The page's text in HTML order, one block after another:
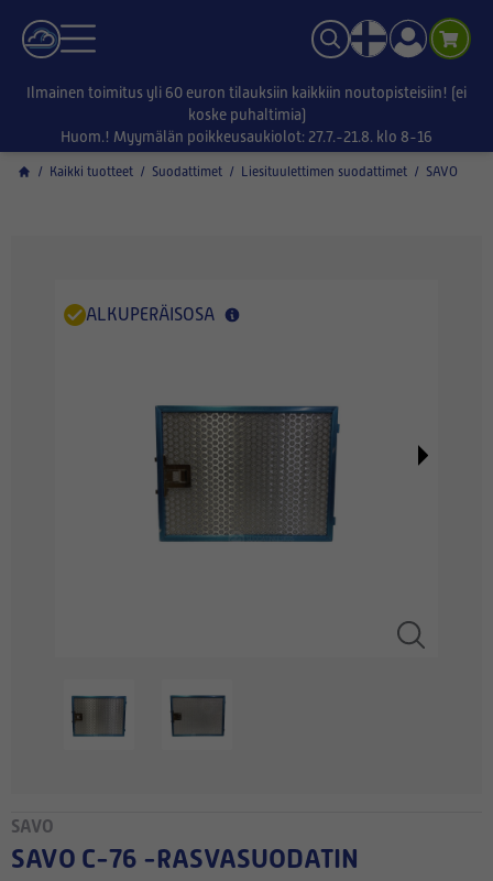
Ilmainen toimitus yli 60 euron tilauksiin kaikkiin noutopisteisiin! (ei
koske puhaltimia)
Huom.! Myymälän poikkeusaukiolot: 27.7.-21.8. klo 8-16
/ Kaikki tuotteet / Suodattimet / Liesituulettimen suodattimet / SAVO
ALKUPERÄISOSA
SAVO
SAVO C-76 -RASVASUODATIN